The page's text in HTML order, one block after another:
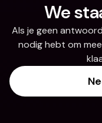
We
Als je geen
nodig hebt om